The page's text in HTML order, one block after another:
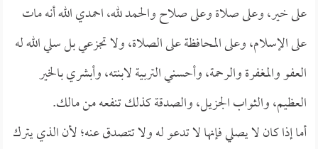
على خير، وعلى صلاة وعلى صلاح والحمد لله، احمدي الله أنه مات
على الإسلام، وعلى المحافظة على الصلاة، ولا تجزعي بل سلي الله له
العفو والمغفرة والرحمة، وأحسني التربية لابنته، وأبشري بالخير
العظيم، والثواب الجزيل، والصدقة كذلك تنفعه من مالك.
أما إذا كان لا يصلي فإنها لا تدعو له ولا تتصدق عنه؛ لأن الذي يترك